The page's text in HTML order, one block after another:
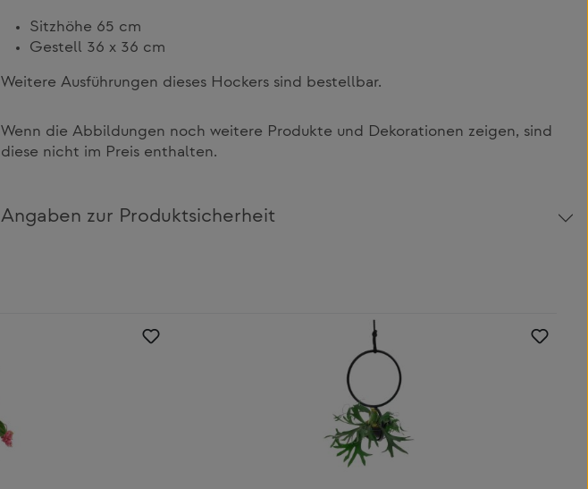
Sitzhöhe 65 cm
Gestell 36 x 36 cm
Weitere Ausführungen dieses Hockers sind bestellbar.
Wenn die Abbildungen noch weitere Produkte und Dekorationen zeigen, sind
diese nicht im Preis enthalten.
Angaben zur Produktsicherheit